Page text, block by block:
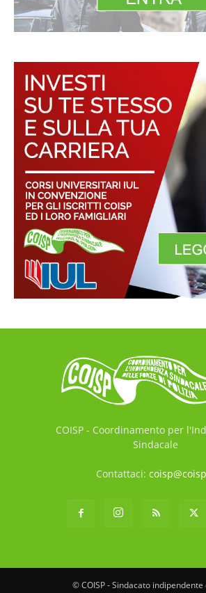
COISP - Coordinamento per
Sindacale
Contattaci:
© COISP - Sindacato indipendente